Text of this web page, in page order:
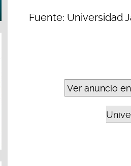
Fuente: Universidad
Ver anuncio